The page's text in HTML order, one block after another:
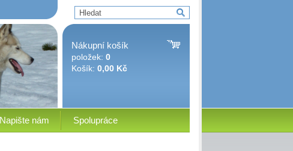
Nákupní košík
položek: 0
Košík: 0,00 Kč
Napište nám Spolupráce